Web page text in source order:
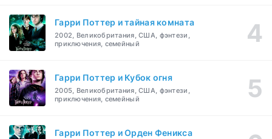
Гарри Поттер и тайная комната
2002, Великобритания, США, фэнтези,
приключения, семейный
Гарри Поттер и Кубок огня
2005, Великобритания, США, фэнтези,
приключения, семейный
Гарри Поттер и Орден Феникса